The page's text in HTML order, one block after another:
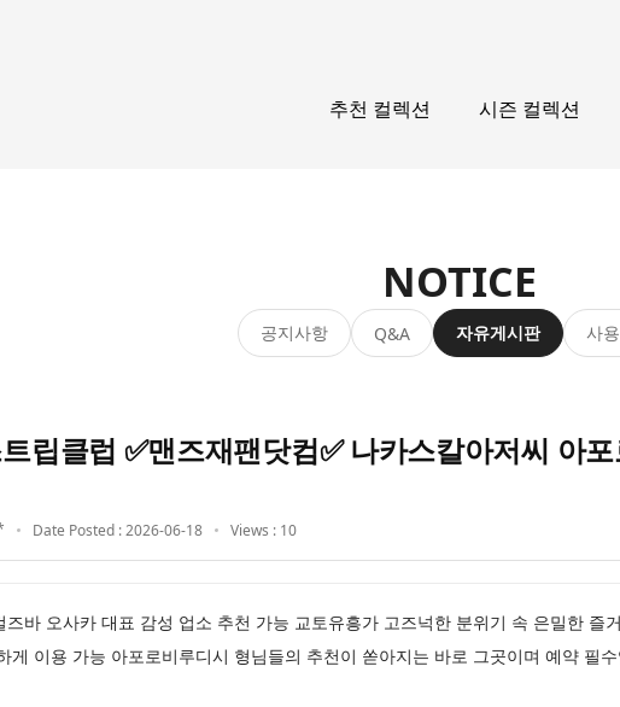
추천 컬렉션 시즌 컬렉션
NOTICE
공지사항 Q&A 자유게시판 사
립클럽 ✅맨즈재팬닷컴✅ 나카스칼아저씨 아
Date Posted : 2026-06-18 Views : 10
즈바 오사카 대표 감성 업소 추천 가능 교토유흥가 고즈넉한 분위기 속 은밀한 즐
게 이용 가능 아포로비루디시 형님들의 추천이 쏟아지는 바로 그곳이며 예약 필